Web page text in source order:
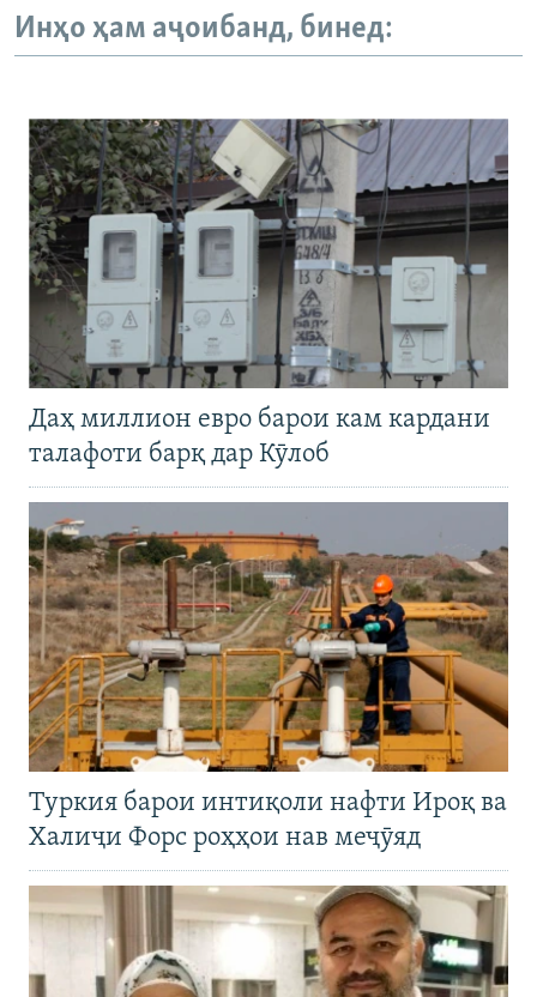
Инҳо ҳам аҷоибанд, бинед:
Даҳ миллион евро барои кам кардани
талафоти барқ дар Кӯлоб
Туркия барои интиқоли нафти Ироқ ва
Халиҷи Форс роҳҳои нав меҷӯяд